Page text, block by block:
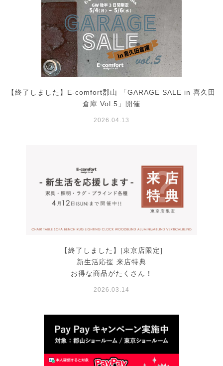
【終了しました】E-comfort郡山 「GARAGE SALE in 喜久田
倉庫 Vol.5」開催
2026.04.13
【終了しました】[東京店限定]
新生活応援 来店特典
お得な商品がたくさん！
2026.03.14